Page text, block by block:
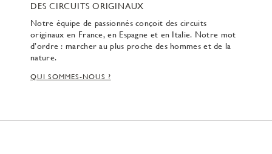
DES CIRCUITS ORIGINAUX
Notre équipe de passionnés conçoit des circuits
originaux en France, en Espagne et en Italie. Notre mot
d’ordre : marcher au plus proche des hommes et de la
nature.
QUI SOMMES-NOUS ?